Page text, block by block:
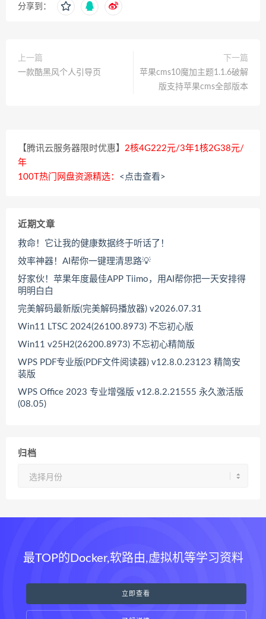
分享到：
上一篇
一款酷黑风个人引导页
下一篇
苹果cms10魔加主题1.1.6破解
版支持苹果cms全部版本
【腾讯云服务器限时优惠】 2核4G222元/3年1核2G38元/
年
100T热门网盘资源精选： <点击查看>
近期文章
救命！它让我的健康数据终于听话了！
效率神器！AI帮你一键理清思路💡
好家伙！苹果年度最佳APP Tiimo，用AI帮你把一天安排得
明明白白
完美解码最新版(完美解码播放器) v2026.07.31
Win11 LTSC 2024(26100.8973) 不忘初心版
Win11 v25H2(26200.8973) 不忘初心精简版
WPS PDF专业版(PDF文件阅读器) v12.8.0.23123 精简安
装版
WPS Office 2023 专业增强版 v12.8.2.21555 永久激活版
(08.05)
归档
最TOP的Docker,软路由,虚拟机等学习资料
立即查看